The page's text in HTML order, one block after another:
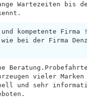
Wartezeiten bis
kompetente Firma !
bei der Firma
vieler Marken
und sehr